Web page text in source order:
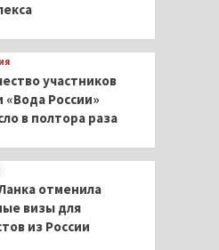
участников
«Вода России»
в полтора раза
отменила
визы для
из России